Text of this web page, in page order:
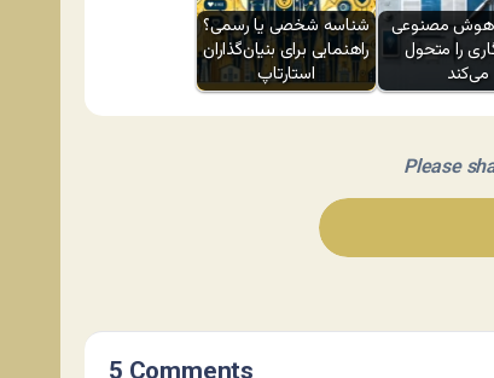
شناسه شخصی یا رسمی؟
راهنمایی برای بنیان‌گذاران
استارتاپ
هوش مصنوعی
را متحول
می‌کند
Please